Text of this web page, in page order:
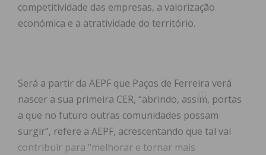
competitividade das empresas, a valorização
económica e a atratividade do território.
Será a partir da AEPF que Paços de Ferreira verá
nascer a sua primeira CER, “abrindo, assim, portas
a que no futuro outras comunidades possam
surgir”, refere a AEPF, acrescentando que tal vai
contribuir para “melhorar e tornar mais